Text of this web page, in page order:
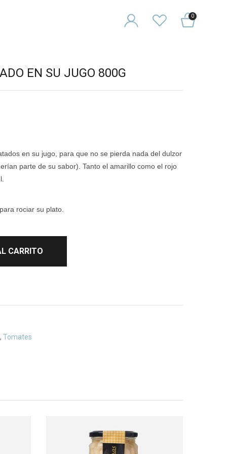
0
EN SU JUGO 800G
en su jugo, para que no se pierda nada del dulzor
parte de su sabor). Tanto el amarillo como el rojo
rociar su plato.
CARRITO
, Tomates